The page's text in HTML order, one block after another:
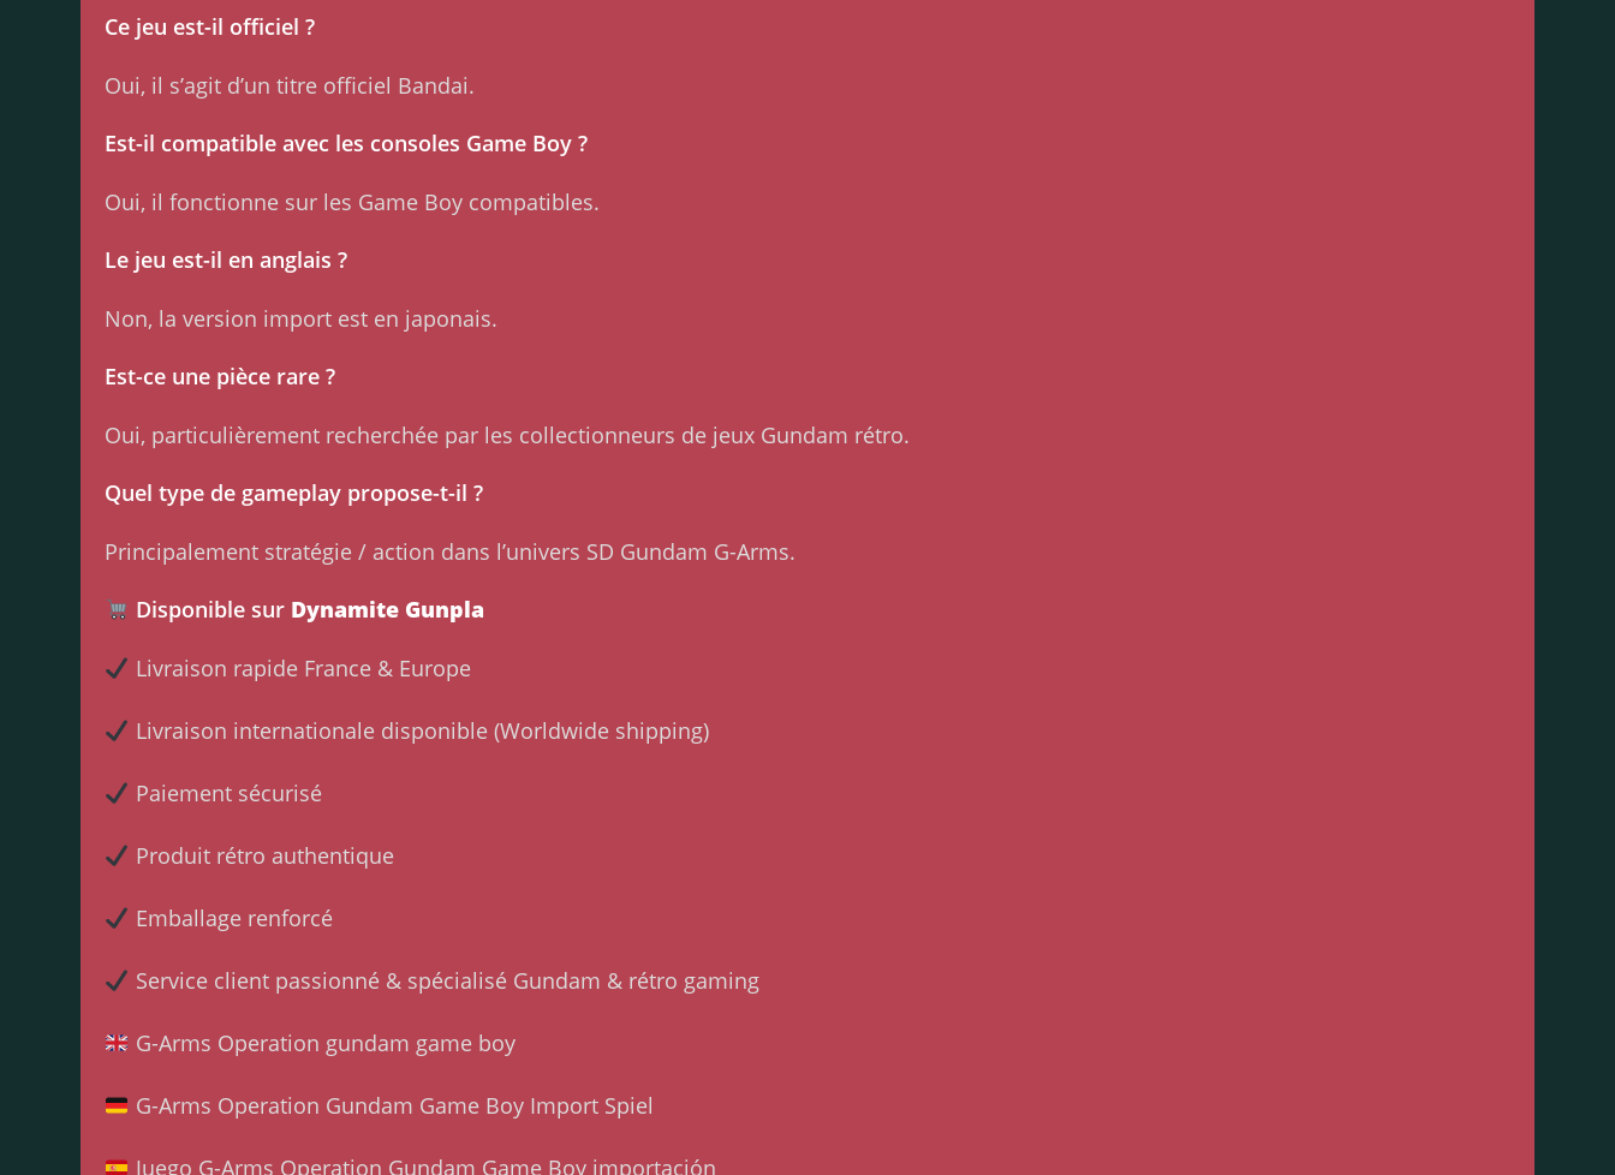
Ce jeu est-il officiel ?
Oui, il s’agit d’un titre officiel Bandai.
Est-il compatible avec les consoles Game Boy ?
Oui, il fonctionne sur les Game Boy compatibles.
Le jeu est-il en anglais ?
Non, la version import est en japonais.
Est-ce une pièce rare ?
Oui, particulièrement recherchée par les collectionneurs de jeux Gundam rétro.
Quel type de gameplay propose-t-il ?
Principalement stratégie / action dans l’univers SD Gundam G-Arms.
Disponible sur Dynamite Gunpla
Livraison rapide France & Europe
Livraison internationale disponible (Worldwide shipping)
Paiement sécurisé
Produit rétro authentique
Emballage renforcé
Service client passionné & spécialisé Gundam & rétro gaming
G-Arms Operation gundam game boy
G-Arms Operation Gundam Game Boy Import Spiel
Juego G-Arms Operation Gundam Game Boy importación